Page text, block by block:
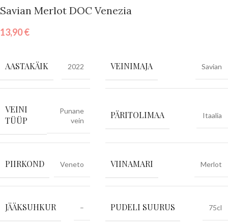
Savian Merlot DOC Venezia
13,90€
AASTAKÄIK 2022 VEINIMAJA Savian
VEINI
TÜÜP
Punane
vein
PÄRITOLIMAA Itaalia
PIIRKOND Veneto VIINAMARI Merlot
JÄÄKSUHKUR – PUDELI SUURUS 75cl